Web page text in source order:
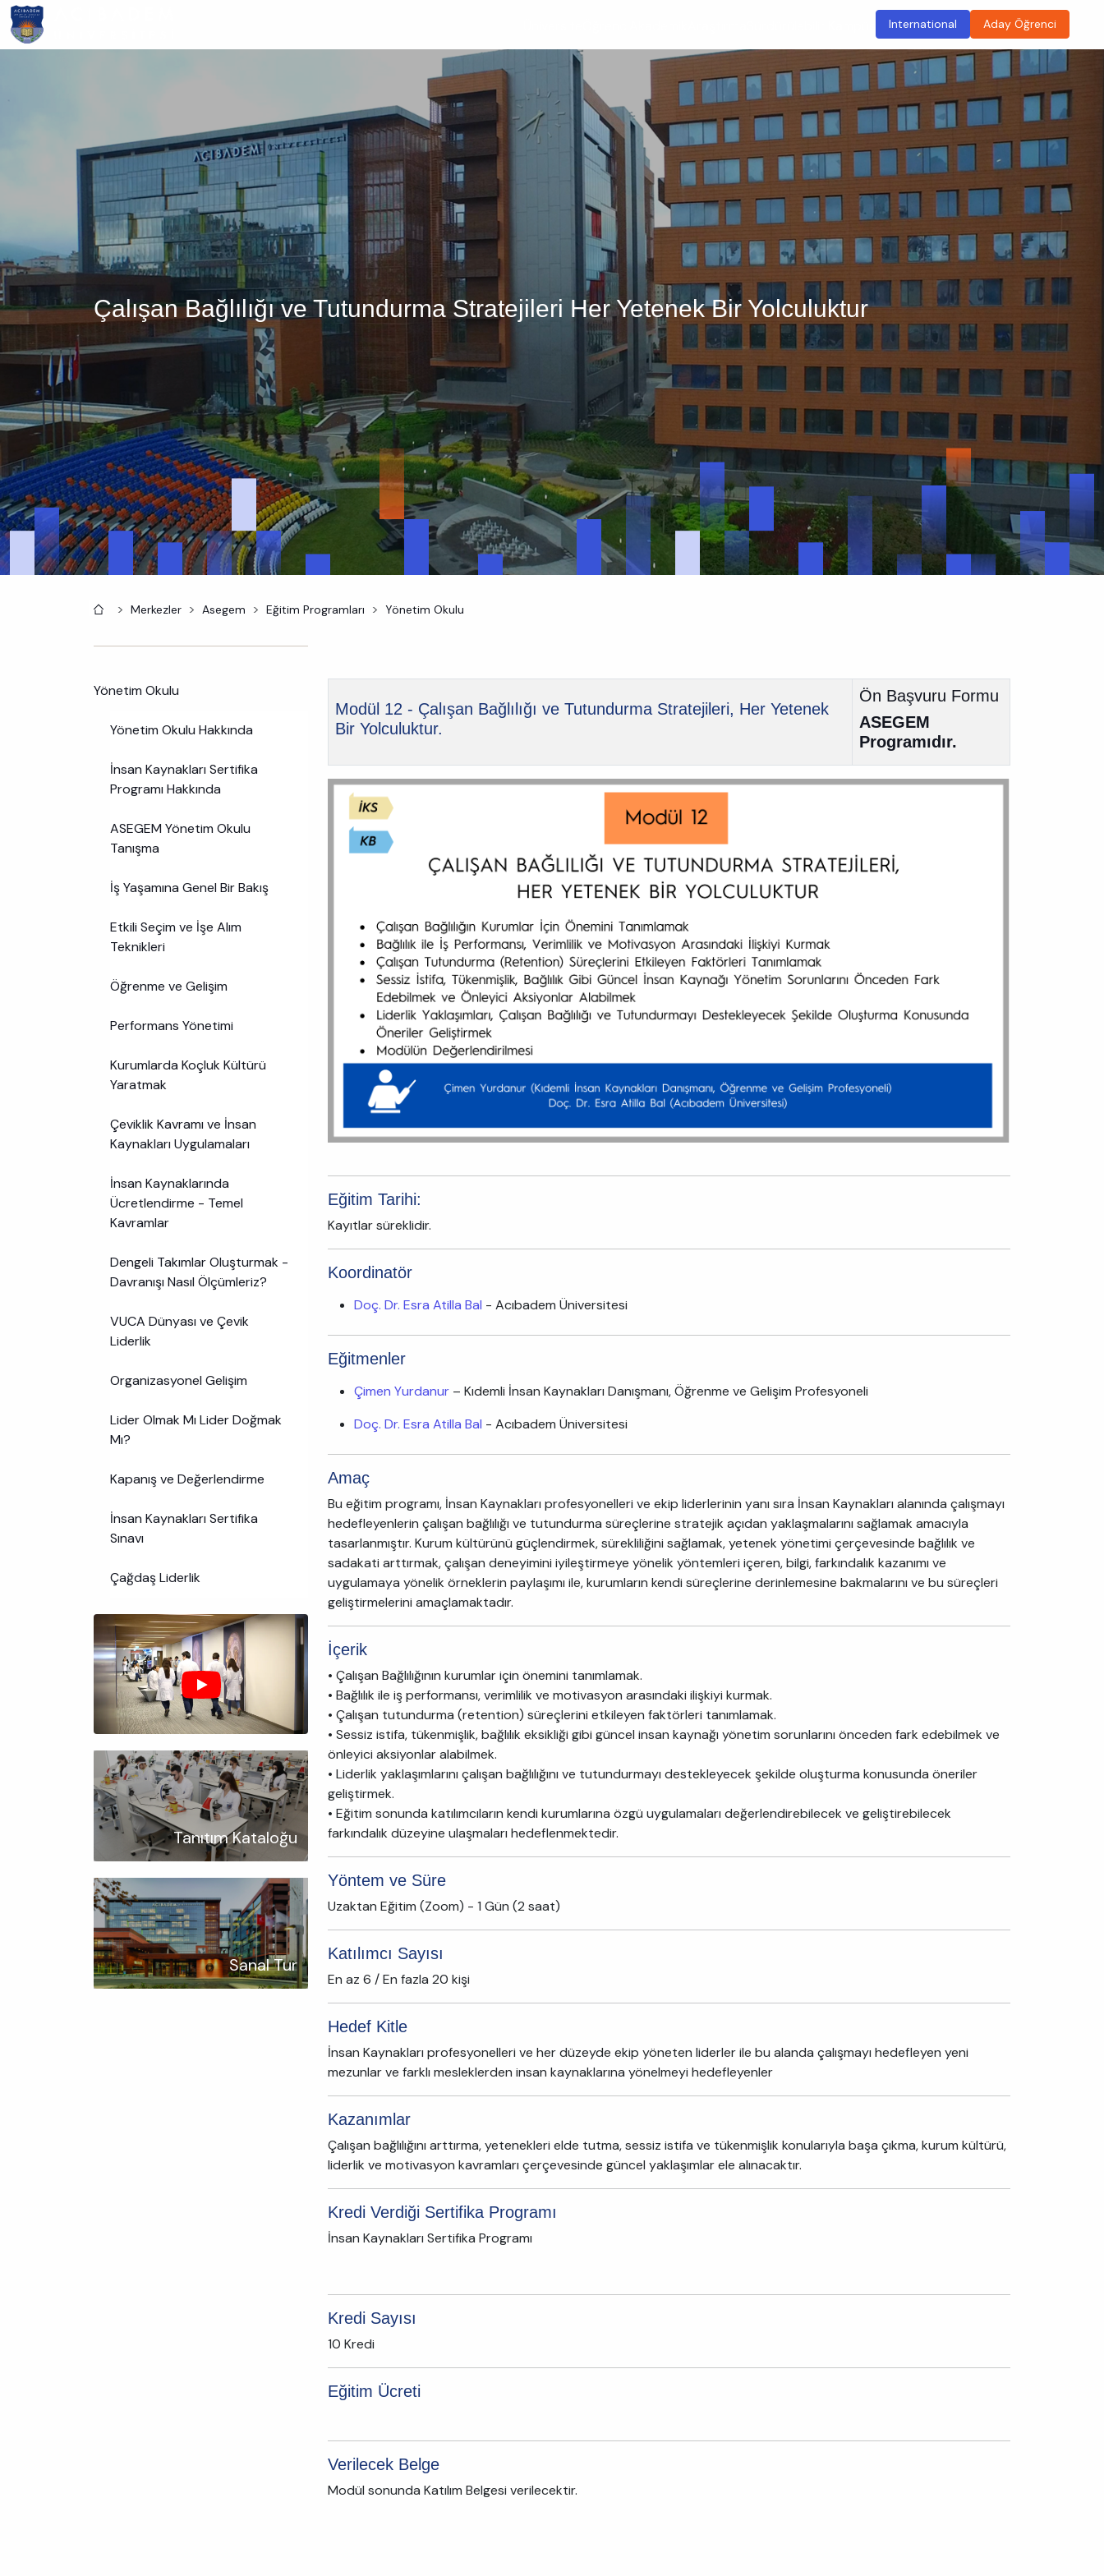
Ana
içeriğe
atla
International Aday Öğrenci
Çalışan Bağlılığı ve Tutundurma Stratejileri Her Yetenek Bir Yolculuktur
AnasayfaMerkezler Asegem Eğitim Programları Yönetim Okulu
Yönetim Okulu
Yönetim Okulu Hakkında
İnsan Kaynakları Sertifika
Programı Hakkında
ASEGEM Yönetim Okulu
Tanışma
İş Yaşamına Genel Bir Bakış
Etkili Seçim ve İşe Alım
Teknikleri
Öğrenme ve Gelişim
Performans Yönetimi
Kurumlarda Koçluk Kültürü
Yaratmak
Çeviklik Kavramı ve İnsan
Kaynakları Uygulamaları
İnsan Kaynaklarında
Ücretlendirme - Temel
Kavramlar
Dengeli Takımlar Oluşturmak -
Davranışı Nasıl Ölçümleriz?
VUCA Dünyası ve Çevik
Liderlik
Organizasyonel Gelişim
Lider Olmak Mı Lider Doğmak
Mı?
Kapanış ve Değerlendirme
İnsan Kaynakları Sertifika
Sınavı
Çağdaş Liderlik
Tanıtım Kataloğu
Sanal Tur
Modül 12 - Çalışan Bağlılığı ve Tutundurma Stratejileri, Her Yetenek
Bir Yolculuktur.
Ön Başvuru Formu
ASEGEM
Programıdır.
Eğitim Tarihi:
Kayıtlar süreklidir.
Koordinatör
Doç. Dr. Esra Atilla Bal - Acıbadem Üniversitesi
Eğitmenler
Çimen Yurdanur – Kıdemli İnsan Kaynakları Danışmanı, Öğrenme ve Gelişim Profesyoneli
Doç. Dr. Esra Atilla Bal - Acıbadem Üniversitesi
Amaç
Bu eğitim programı, İnsan Kaynakları profesyonelleri ve ekip liderlerinin yanı sıra İnsan Kaynakları alanında çalışmayı
hedefleyenlerin çalışan bağlılığı ve tutundurma süreçlerine stratejik açıdan yaklaşmalarını sağlamak amacıyla
tasarlanmıştır. Kurum kültürünü güçlendirmek, sürekliliğini sağlamak, yetenek yönetimi çerçevesinde bağlılık ve
sadakati arttırmak, çalışan deneyimini iyileştirmeye yönelik yöntemleri içeren, bilgi, farkındalık kazanımı ve
uygulamaya yönelik örneklerin paylaşımı ile, kurumların kendi süreçlerine derinlemesine bakmalarını ve bu süreçleri
geliştirmelerini amaçlamaktadır.
İçerik
• Çalışan Bağlılığının kurumlar için önemini tanımlamak.
• Bağlılık ile iş performansı, verimlilik ve motivasyon arasındaki ilişkiyi kurmak.
• Çalışan tutundurma (retention) süreçlerini etkileyen faktörleri tanımlamak.
• Sessiz istifa, tükenmişlik, bağlılık eksikliği gibi güncel insan kaynağı yönetim sorunlarını önceden fark edebilmek ve
önleyici aksiyonlar alabilmek.
• Liderlik yaklaşımlarını çalışan bağlılığını ve tutundurmayı destekleyecek şekilde oluşturma konusunda öneriler
geliştirmek.
• Eğitim sonunda katılımcıların kendi kurumlarına özgü uygulamaları değerlendirebilecek ve geliştirebilecek
farkındalık düzeyine ulaşmaları hedeflenmektedir.
Yöntem ve Süre
Uzaktan Eğitim (Zoom) - 1 Gün (2 saat)
Katılımcı Sayısı
En az 6 / En fazla 20 kişi
Hedef Kitle
İnsan Kaynakları profesyonelleri ve her düzeyde ekip yöneten liderler ile bu alanda çalışmayı hedefleyen yeni
mezunlar ve farklı mesleklerden insan kaynaklarına yönelmeyi hedefleyenler
Kazanımlar
Çalışan bağlılığını arttırma, yetenekleri elde tutma, sessiz istifa ve tükenmişlik konularıyla başa çıkma, kurum kültürü,
liderlik ve motivasyon kavramları çerçevesinde güncel yaklaşımlar ele alınacaktır.
Kredi Verdiği Sertifika Programı
İnsan Kaynakları Sertifika Programı
Kredi Sayısı
10 Kredi
Eğitim Ücreti
Verilecek Belge
Modül sonunda Katılım Belgesi verilecektir.